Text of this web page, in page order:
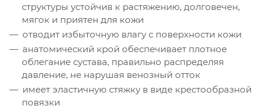
структуры устойчив к растяжению, долговечен,
мягок и приятен для кожи
отводит избыточную влагу с поверхности кожи
анатомический крой обеспечивает плотное
облегание сустава, правильно распределяя
давление, не нарушая венозный отток
имеет эластичную стяжку в виде крестообразной
повязки